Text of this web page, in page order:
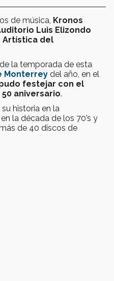
de música, Kronos
Luis Elizondo
Artística del
la temporada de esta
Monterrey del año, en el
festejar con el
aniversario.
historia en la
la década de los 70’s y
de 40 discos de